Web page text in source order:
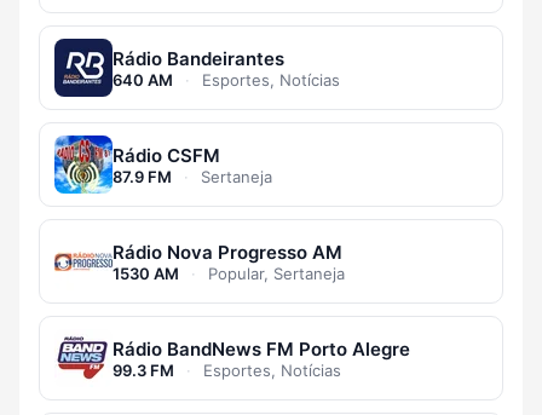
Rádio Bandeirantes
640 AM · Esportes, Notícias
Rádio CSFM
87.9 FM · Sertaneja
Rádio Nova Progresso AM
1530 AM · Popular, Sertaneja
Rádio BandNews FM Porto Alegre
99.3 FM · Esportes, Notícias